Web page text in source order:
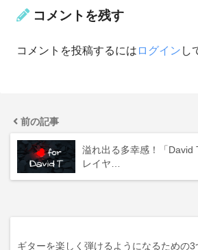
コメントを残す
コメントを投稿するには ログイン し
前の記事
溢れ出る多幸感！「David
レイヤ…
ギターを楽しく弾けるようになるための3